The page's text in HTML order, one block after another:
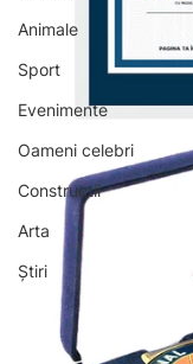
Animale
Sport
Evenimente
Oameni celebri
Constructii
Arta
Știri